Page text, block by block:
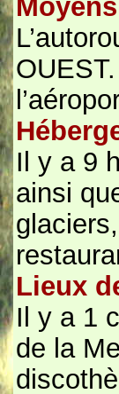
Il y a 9
ainsi
Lieux
Il y a 1
de la